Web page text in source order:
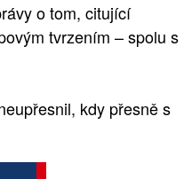
o tom, citující
tvrzením – spolu s
kdy přesně s